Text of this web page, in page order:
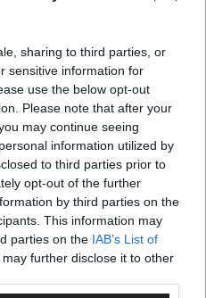
sharing to third parties, or
sensitive information for
use the below opt-out
Please note that after your
may continue seeing
information utilized by
to third parties prior to
opt-out of the further
by third parties on the
This information may
parties on the IAB’s List of
may further disclose it to other
2026
Favorit, Australien
Kurzcheck
Rest des ESC-Halbfinales